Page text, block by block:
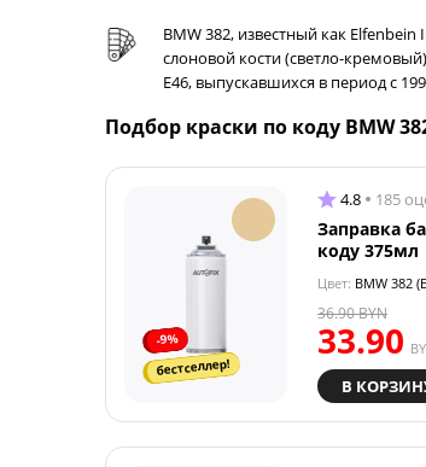
BMW 382, известный как
слоновой кости (светло-
E46, выпускавшихся в период с
Подбор краски по коду BMW
-9%
бестселлер!
4.8 185
Заправка
коду 375мл
Цвет: BMW 382
33.90
36.90BYN
В